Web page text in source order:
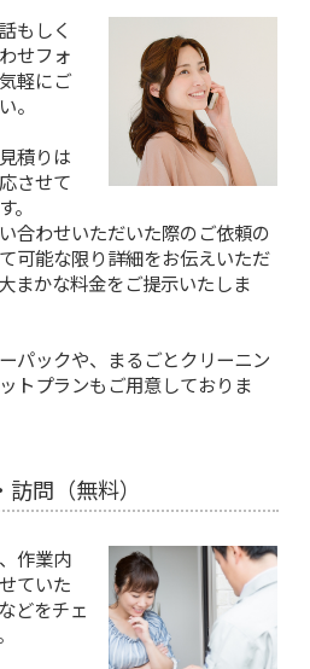
もしく
せフォ
軽にご
。
積りは
させて
。
合わせいただいた際のご依頼の
可能な限り詳細をお伝えいただ
まかな料金をご提示いたしま
パックや、まるごとクリーニン
トプランもご用意しておりま
問（無料）
作業内
ていた
どをチェ